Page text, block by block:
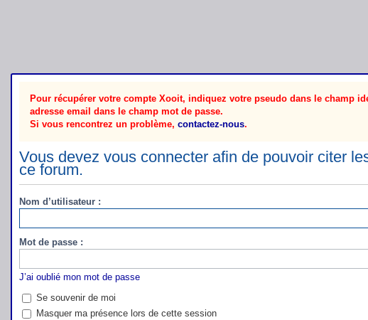
Pour récupérer votre compte Xooit, indiquez votre pseudo dans le champ
adresse email dans le champ mot de passe.
Si vous rencontrez un problème, contactez-nous.
Vous devez vous connecter afin de pouvoir citer
ce forum.
Nom d’utilisateur :
Mot de passe :
J’ai oublié mon mot de passe
Se souvenir de moi
Masquer ma présence lors de cette session